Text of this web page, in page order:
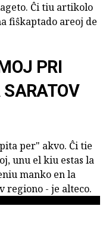
Ĉi tiu artikolo
fiŝkaptado areoj de
PRI
per" akvo. Ĉi tie
unu el kiu estas la
manko en la
regiono - je alteco.